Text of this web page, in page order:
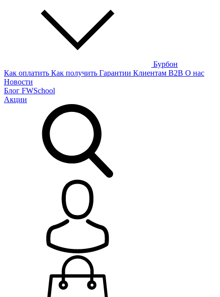
Бурбон
Как оплатить Как получить Гарантии Клиентам B2B О нас
Новости
Блог FWSchool
Акции